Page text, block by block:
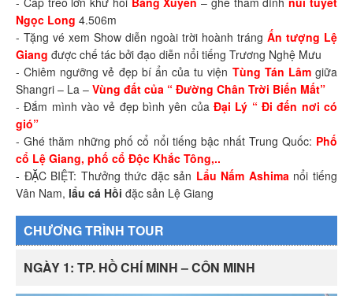
Ngọc Long 4.506m
- Tặng vé xem Show diễn ngoài trời hoành tráng Ấn tượng Lệ
Giang được chế tác bởi đạo diễn nổi tiếng Trương Nghệ Mưu
- Chiêm ngưỡng vẻ đẹp bí ẩn của tu viện Tùng Tán Lâmgiữa
Shangri – La – Vùng đất của “ Đường Chân Trời Biến Mất”
- Đắm mình vào vẻ đẹp bình yên của Đại Lý “ Đi đến nơi có
gió”
- Ghé thăm những phố cổ nổi tiếng bậc nhất Trung Quốc: Phố
cổ Lệ Giang, phố cổ Độc Khắc Tông,..
- ĐẶC BIỆT: Thưởng thức đặc sản Lẩu Nấm Ashima nổi tiếng
Vân Nam, lẩu cá Hồi đặc sản Lệ Giang
CHƯƠNG TRÌNH TOUR
NGÀY 1: TP. HỒ CHÍ MINH – CÔN MINH